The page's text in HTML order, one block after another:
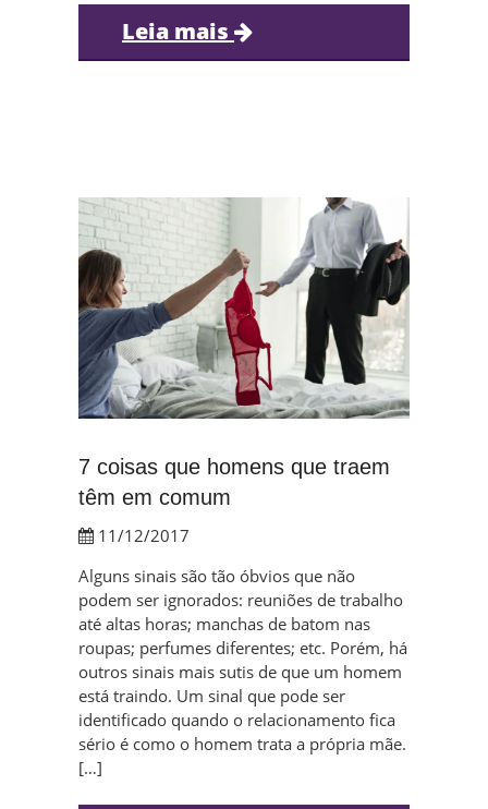
Leia mais
7 coisas que homens que traem
têm em comum
11/12/2017
Alguns sinais são tão óbvios que não
podem ser ignorados: reuniões de trabalho
até altas horas; manchas de batom nas
roupas; perfumes diferentes; etc. Porém, há
outros sinais mais sutis de que um homem
está traindo. Um sinal que pode ser
identificado quando o relacionamento fica
sério é como o homem trata a própria mãe.
[…]